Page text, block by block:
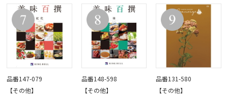
品番147-079
【その他】
品番148-598
【その他】
品番131-580
【その他】